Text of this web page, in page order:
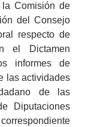
la Comisión de
del Consejo
respecto de
el Dictamen
informes de
las actividades
de las
Diputaciones